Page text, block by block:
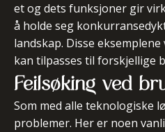
et og dets funksjoner gir
å holde seg
landskap. Disse
kan tilpasses til forskjellige
Feilsøking ved
Som med alle teknologiske
problemer. Her er noen